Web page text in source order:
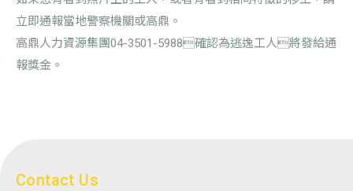
立即通報當地警察機關或高鼎。
高鼎人力資源集團04-3501-5988確認為逃逸工人將發給通
報獎金。
Contact Us